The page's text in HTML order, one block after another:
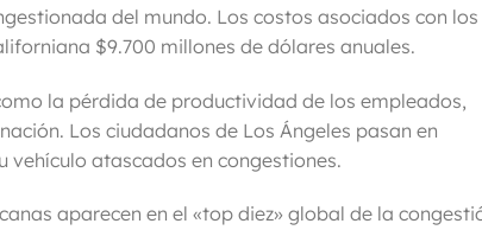
del mundo. Los costos asociados con los
$9.700 millones de dólares anuales.
la pérdida de productividad de los empleados,
Los ciudadanos de Los Ángeles pasan en
vehículo atascados en congestiones.
aparecen en el «top diez» global de la